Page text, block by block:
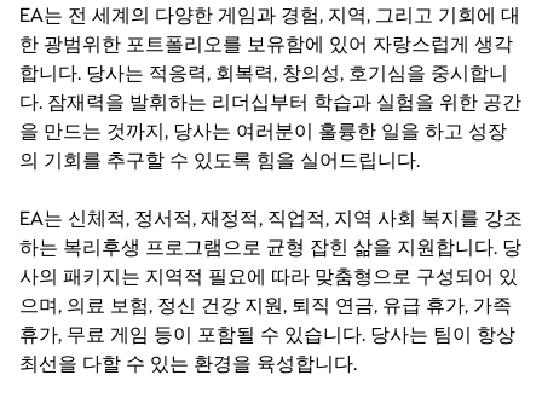
EA는 전 세계의 다양한 게임과 경험, 지역, 그리고 기회에 대
한 광범위한 포트폴리오를 보유함에 있어 자랑스럽게 생각
합니다. 당사는 적응력, 회복력, 창의성, 호기심을 중시합니
다. 잠재력을 발휘하는 리더십부터 학습과 실험을 위한 공간
을 만드는 것까지, 당사는 여러분이 훌륭한 일을 하고 성장
의 기회를 추구할 수 있도록 힘을 실어드립니다.
EA는 신체적, 정서적, 재정적, 직업적, 지역 사회 복지를 강조
하는 복리후생 프로그램으로 균형 잡힌 삶을 지원합니다. 당
사의 패키지는 지역적 필요에 따라 맞춤형으로 구성되어 있
으며, 의료 보험, 정신 건강 지원, 퇴직 연금, 유급 휴가, 가족
휴가, 무료 게임 등이 포함될 수 있습니다. 당사는 팀이 항상
최선을 다할 수 있는 환경을 육성합니다.